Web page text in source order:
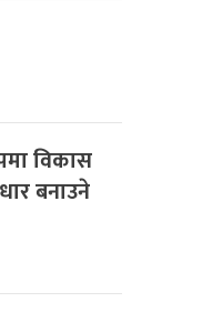
विकास
बनाउने